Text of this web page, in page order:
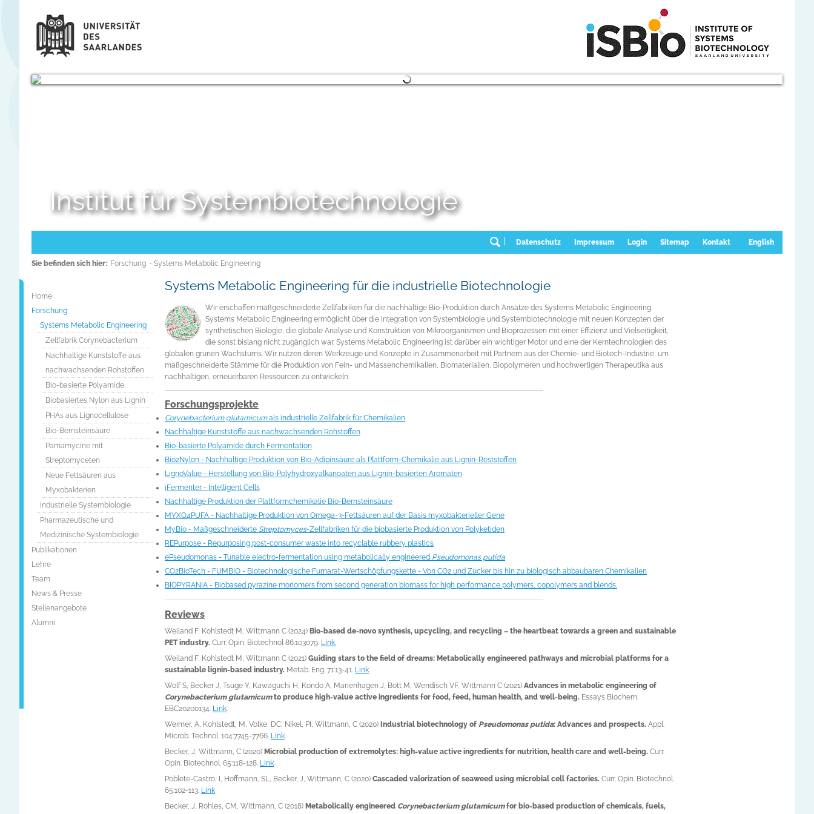
Institut für Systembiotechnologie
English
Kontakt
Sitemap
Login
Impressum
Datenschutz
Sie befinden sich hier: Forschung - Systems Metabolic Engineering
Home
Forschung
Systems Metabolic Engineering
Zellfabrik Corynebacterium
Nachhaltige Kunststoffe aus
nachwachsenden Rohstoffen
Bio-basierte Polyamide
Biobasiertes Nylon aus Lignin
PHAs aus Lignocellulose
Bio-Bernsteinsäure
Pamamycine mit
Streptomyceten
Neue Fettsäuren aus
Myxobakterien
Industrielle Systembiologie
Pharmazeutische und
Medizinische Systembiologie
Publikationen
Lehre
Team
News & Presse
Stellenangebote
Alumni
Systems Metabolic Engineering für die industrielle Biotechnologie
Wir erschaffen maßgeschneiderte Zellfabriken für die nachhaltige Bio-Produktion durch Ansätze des Systems Metabolic Engineering.
Systems Metabolic Engineering ermöglicht über die Integration von Systembiologie und Systembiotechnologie mit neuen Konzepten der
synthetischen Biologie, die globale Analyse und Konstruktion von Mikroorganismen und Bioprozessen mit einer Effizienz und Vielseitigkeit,
die sonst bislang nicht zugänglich war. Systems Metabolic Engineering ist darüber ein wichtiger Motor und eine der Kerntechnologien des
globalen grünen Wachstums. Wir nutzen deren Werkzeuge und Konzepte in Zusammenarbeit mit Partnern aus der Chemie- und Biotech-Industrie, um
maßgeschneiderte Stämme für die Produktion von Fein- und Massenchemikalien, Biomaterialien, Biopolymeren und hochwertigen Therapeutika aus
nachhaltigen, erneuerbaren Ressourcen zu entwickeln.
Forschungsprojekte
Corynebacterium glutamicumals industrielle Zellfabrik für Chemikalien
Nachhaltige Kunststoffe aus nachwachsenden Rohstoffen
Bio-basierte Polyamide durch Fermentation
Bio2Nylon - Nachhaltige Produktion von Bio-Adipinsäure als Plattform-Chemikalie aus Lignin-Reststoffen
LignoValue - Herstellung von Bio-Polyhydroxyalkanoaten aus Lignin-basierten Aromaten
iFermenter - Intelligent Cells
Nachhaltige Produktion der Plattformchemikalie Bio-Bernsteinsäure
MYXO4PUFA - Nachhaltige Produktion von Omega-3-Fettsäuren auf der Basis myxobakterieller Gene
MyBio - Maßgeschneiderte Streptomyces-Zellfabriken für die biobasierte Produktion von Polyketiden
REPurpose - Repurposing post-consumer waste into recyclable rubbery plastics
ePseudomonas - Tunable electro-fermentation using metabolically engineered Pseudomonas putida
CO2BioTech - FUMBIO - Biotechnologische Fumarat-Wertschöpfungskette - Von CO2 und Zucker bis hin zu biologisch abbaubaren Chemikalien
BIOPYRANIA - Biobased pyrazine monomers from second generation biomass for high performance polymers, copolymers and blends.
Reviews
Weiland F, Kohlstedt M, Wittmann C (2024) Bio-based de-novo synthesis, upcycling, and recycling – the heartbeat towards a green and sustainable
PET industry. Curr. Opin. Biotechnol 86:103079. Link.
Weiland F, Kohlstedt M, Wittmann C (2021) Guiding stars to the field of dreams: Metabolically engineered pathways and microbial platforms for a
sustainable lignin-based industry. Metab. Eng. 71:13-41. Link
Wolf S, Becker J, Tsuge Y, Kawaguchi H, Kondo A, Marienhagen J, Bott M, Wendisch VF, Wittmann C (2021) Advances in metabolic engineering of
Corynebacterium glutamicumto produce high-value active ingredients for food, feed, human health, and well-being. Essays Biochem.
EBC20200134. Link
Weimer, A, Kohlstedt, M, Volke, DC, Nikel, PI, Wittmann, C (2020) Industrial biotechnology of Pseudomonas putida: Advances and prospects. Appl.
Microb. Technol. 104:7745-7766. Link
Becker, J, Wittmann, C (2020) Microbial production of extremolytes: high-value active ingredients for nutrition, health care and well-being. Curr.
Opin. Biotechnol. 65:118-128. Link
Poblete-Castro, I, Hoffmann, SL, Becker, J, Wittmann, C (2020) Cascaded valorization of seaweed using microbial cell factories. Curr. Opin. Biotechnol.
65:102-113. Link
Becker, J, Rohles, CM, Wittmann, C (2018) Metabolically engineered Corynebacterium glutamicumfor bio-based production of chemicals, fuels,